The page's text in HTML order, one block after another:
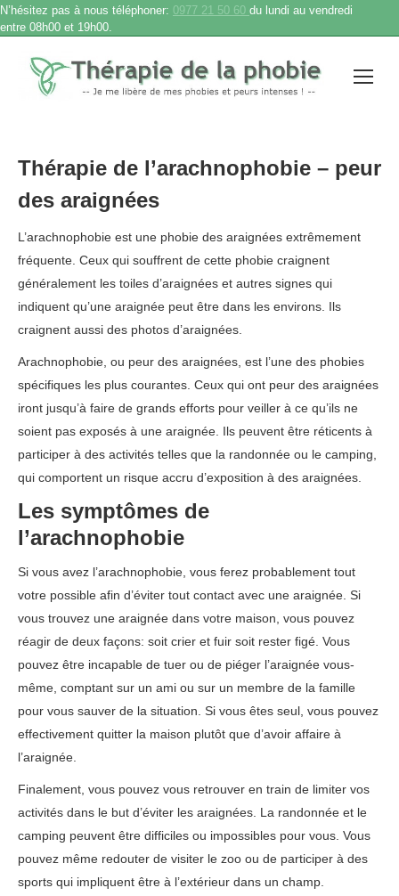
N’hésitez pas à nous téléphoner: 0977 21 50 60 du lundi au vendredi
entre 08h00 et 19h00.
Thérapie de l’arachnophobie – peur
des araignées
L’arachnophobie est une phobie des araignées extrêmement
fréquente. Ceux qui souffrent de cette phobie craignent
généralement les toiles d’araignées et autres signes qui
indiquent qu’une araignée peut être dans les environs. Ils
craignent aussi des photos d’araignées.
Arachnophobie, ou peur des araignées, est l’une des phobies
spécifiques les plus courantes. Ceux qui ont peur des araignées
iront jusqu’à faire de grands efforts pour veiller à ce qu’ils ne
soient pas exposés à une araignée. Ils peuvent être réticents à
participer à des activités telles que la randonnée ou le camping,
qui comportent un risque accru d’exposition à des araignées.
Les symptômes de
l’arachnophobie
Si vous avez l’arachnophobie, vous ferez probablement tout
votre possible afin d’éviter tout contact avec une araignée. Si
vous trouvez une araignée dans votre maison, vous pouvez
réagir de deux façons: soit crier et fuir soit rester figé. Vous
pouvez être incapable de tuer ou de piéger l’araignée vous-
même, comptant sur un ami ou sur un membre de la famille
pour vous sauver de la situation. Si vous êtes seul, vous pouvez
effectivement quitter la maison plutôt que d’avoir affaire à
l’araignée.
Finalement, vous pouvez vous retrouver en train de limiter vos
activités dans le but d’éviter les araignées. La randonnée et le
camping peuvent être difficiles ou impossibles pour vous. Vous
pouvez même redouter de visiter le zoo ou de participer à des
sports qui impliquent être à l’extérieur dans un champ.